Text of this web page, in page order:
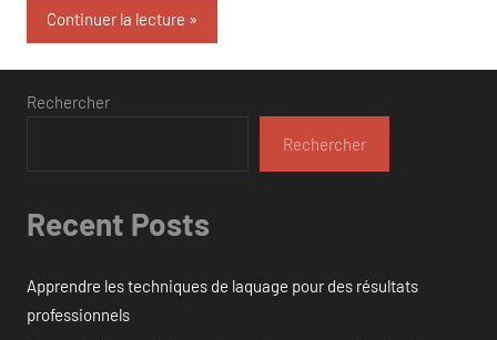
Continuer la lecture
Rechercher
Rechercher
Recent Posts
Apprendre les techniques de laquage pour des résultats
professionnels